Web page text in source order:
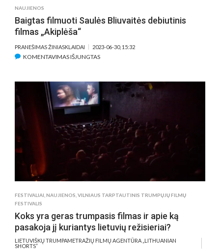
NAUJIENOS
Baigtas filmuoti Saulės Bliuvaitės debiutinis
filmas „Akiplėša“
PRANEŠIMAS ŽINIASKLAIDAI 2023-06-30, 15:32
KOMENTAVIMAS IŠJUNGTASĮRAŠE
SAULĖS
BLIUVAITĖS
DEBIUTINIS
FILMAS
„AKIPLĖŠA“
FESTIVALIAI,NAUJIENOS,VILNIAUS TARPTAUTINIS TRUMPŲJŲ FILMŲ
FESTIVALIS
Koks yra geras trumpasis filmas ir apie ką
pasakoja jį kuriantys lietuvių režisieriai?
LIETUVIŠKŲ TRUMPAMETRAŽIŲ FILMŲ AGENTŪRA „LITHUANIAN
SHORTS”